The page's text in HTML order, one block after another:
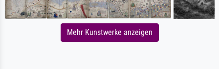
Mehr Kunstwerke anzeigen